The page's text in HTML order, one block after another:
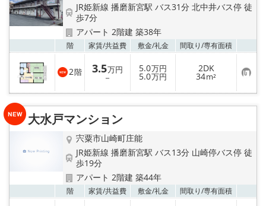
JR姫新線 播磨新宮駅 バス31分 北中井バス停 徒
歩7分
アパート 2階建 築38年
階 家賃/共益費 敷金/礼金 間取り/専有面積
2階 3.5万円
－
5.0万円
5.0万円
2DK
34m² お
気
に
り
大水戸マンション
宍粟市山崎町庄能
JR姫新線 播磨新宮駅 バス13分 山崎停バス停 徒
歩19分
アパート 2階建 築44年
階 家賃/共益費 敷金/礼金 間取り/専有面積